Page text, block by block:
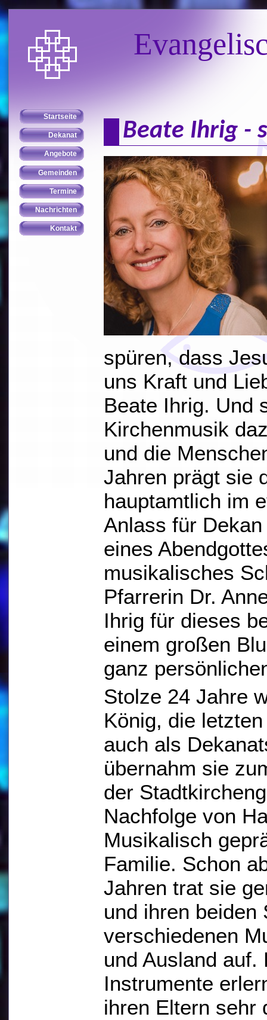
Beate Ihrig -
spüren, dass
uns Kraft und
Beate Ihrig. Und
Kirchenmusik
und die
Jahren prägt sie
hauptamtlich im
Anlass für
eines
musikalisches
Pfarrerin Dr.
Ihrig für dieses
einem großen
ganz
Stolze 24 Jahre
König, die
auch als
übernahm sie
der
Nachfolge von
Musikalisch
Familie. Schon
Jahren trat sie
und ihren beiden
verschiedenen
und Ausland
Instrumente
ihren Eltern sehr